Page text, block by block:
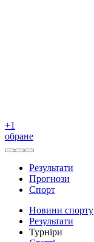
+1
обране
Результати
Прогнози
Спорт
Новини спорту
Результати
Турніри